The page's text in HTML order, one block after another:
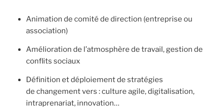
Animation de comité de direction (entreprise ou
association)
Amélioration de l’atmosphère de travail, gestion de
conflits sociaux
Définition et déploiement de stratégies
de changement vers : culture agile, digitalisation,
intraprenariat, innovation…